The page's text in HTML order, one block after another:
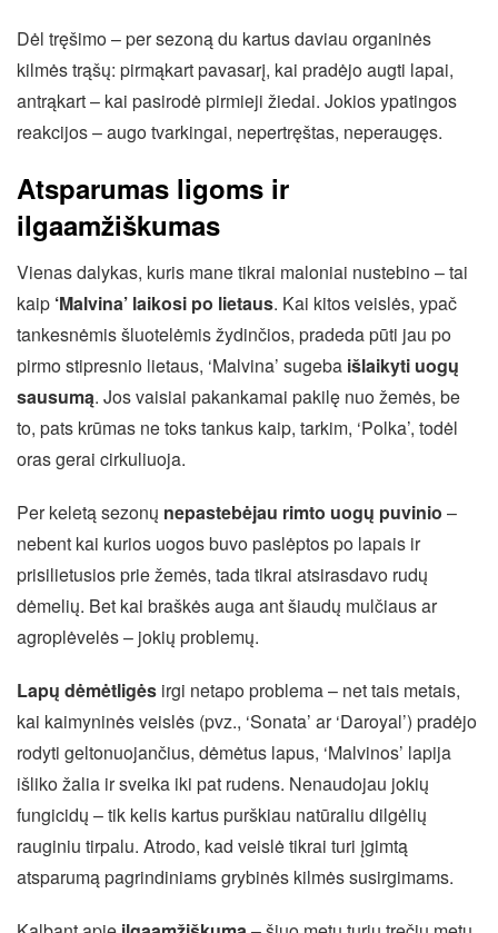
Dėl tręšimo – per sezoną du kartus daviau organinės
kilmės trąšų: pirmąkart pavasarį, kai pradėjo augti lapai,
antrąkart – kai pasirodė pirmieji žiedai. Jokios ypatingos
reakcijos – augo tvarkingai, nepertręštas, neperaugęs.
Atsparumas ligoms ir
ilgaamžiškumas
Vienas dalykas, kuris mane tikrai maloniai nustebino – tai
kaip ‘Malvina’ laikosi po lietaus. Kai kitos veislės, ypač
tankesnėmis šluotelėmis žydinčios, pradeda pūti jau po
pirmo stipresnio lietaus, ‘Malvina’ sugeba išlaikyti uogų
sausumą. Jos vaisiai pakankamai pakilę nuo žemės, be
to, pats krūmas ne toks tankus kaip, tarkim, ‘Polka’, todėl
oras gerai cirkuliuoja.
Per keletą sezonų nepastebėjau rimto uogų puvinio –
nebent kai kurios uogos buvo paslėptos po lapais ir
prisilietusios prie žemės, tada tikrai atsirasdavo rudų
dėmelių. Bet kai braškės auga ant šiaudų mulčiaus ar
agroplėvelės – jokių problemų.
Lapų dėmėtligės irgi netapo problema – net tais metais,
kai kaimyninės veislės (pvz., ‘Sonata’ ar ‘Daroyal’) pradėjo
rodyti geltonuojančius, dėmėtus lapus, ‘Malvinos’ lapija
išliko žalia ir sveika iki pat rudens. Nenaudojau jokių
fungicidų – tik kelis kartus purškiau natūraliu dilgėlių
rauginiu tirpalu. Atrodo, kad veislė tikrai turi įgimtą
atsparumą pagrindiniams grybinės kilmės susirgimams.